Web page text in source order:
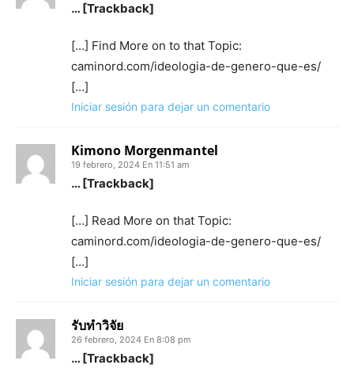
… [Trackback]
[…] Find More on to that Topic:
caminord.com/ideologia-de-genero-que-es/
[…]
Iniciar sesión para dejar un comentario
Kimono Morgenmantel
19 febrero, 2024 En 11:51 am
… [Trackback]
[…] Read More on that Topic:
caminord.com/ideologia-de-genero-que-es/
[…]
Iniciar sesión para dejar un comentario
รับทำวิจัย
26 febrero, 2024 En 8:08 pm
… [Trackback]